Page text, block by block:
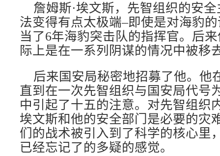
詹姆斯·埃文斯，先智组织的安
法变得有点太极端–即使是对海豹
当了6年海豹突击队的指挥官。后
际上是在一系列阴谋的情况中被移
后来国安局秘密地招募了他。他
直到在一次先智组织与国安局代号
中引起了十五的注意。对先智组织
埃文斯和他的安全部门是必要的灾
们的战术被引入到了科学的核心里
已经忘记了的多疑的感觉。